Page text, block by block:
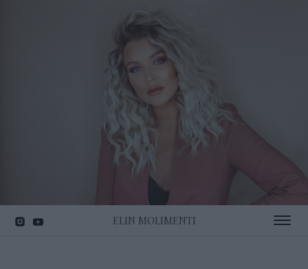
ELIN MOLIMENTI Toggle